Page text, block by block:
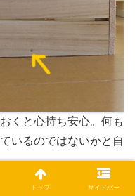
くと心持ち安心。何も
いるのではないかと自
トップ サイドバー